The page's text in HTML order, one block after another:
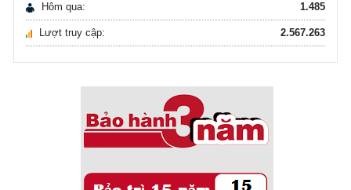
Sử dụng năng lượng mặt trời để xử lý ...
Sử dụng năng lượng mặt trời để xử lý ...
Hôm qua: 1.485
Lượt truy cập: 2.567.263